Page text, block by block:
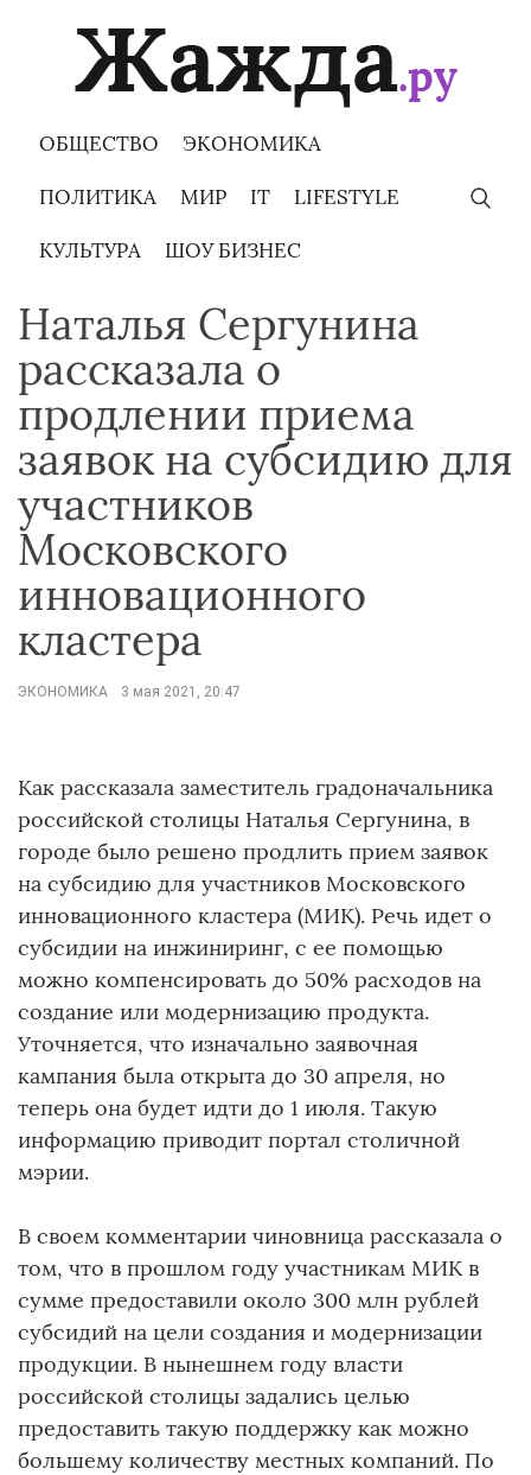
ОБЩЕСТВО ЭКОНОМИКА
ПОЛИТИКА МИР IT LIFESTYLE
КУЛЬТУРА ШОУ БИЗНЕС
Наталья Сергунина
рассказала о
продлении приема
заявок на субсидию для
участников
Московского
инновационного
кластера
ЭКОНОМИКА 3 мая 2021, 20:47
Как рассказала заместитель градоначальника
российской столицы Наталья Сергунина, в
городе было решено продлить прием заявок
на субсидию для участников Московского
инновационного кластера (МИК). Речь идет о
субсидии на инжиниринг, с ее помощью
можно компенсировать до 50% расходов на
создание или модернизацию продукта.
Уточняется, что изначально заявочная
кампания была открыта до 30 апреля, но
теперь она будет идти до 1 июля. Такую
информацию приводит портал столичной
мэрии.
В своем комментарии чиновница рассказала о
том, что в прошлом году участникам МИК в
сумме предоставили около 300 млн рублей
субсидий на цели создания и модернизации
продукции. В нынешнем году власти
российской столицы задались целью
предоставить такую поддержку как можно
большему количеству местных компаний. По